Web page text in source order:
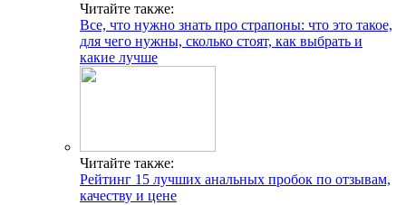
Читайте также:
Все, что нужно знать про страпоны: что это такое,
для чего нужны, сколько стоят, как выбрать и
какие лучше
Читайте также:
Рейтинг 15 лучших анальных пробок по отзывам,
качеству и цене